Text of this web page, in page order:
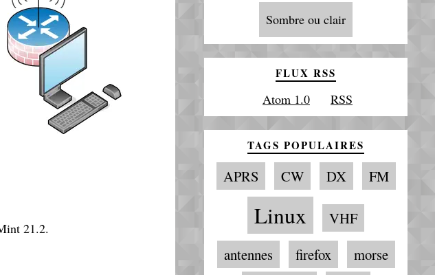
21.2.
Sombre ou clair
FLUX RSS
Atom 1.0 RSS
TAGS POPULAIRES
APRS CW DX FM
Linux
VHF
antennes
firefox
morse